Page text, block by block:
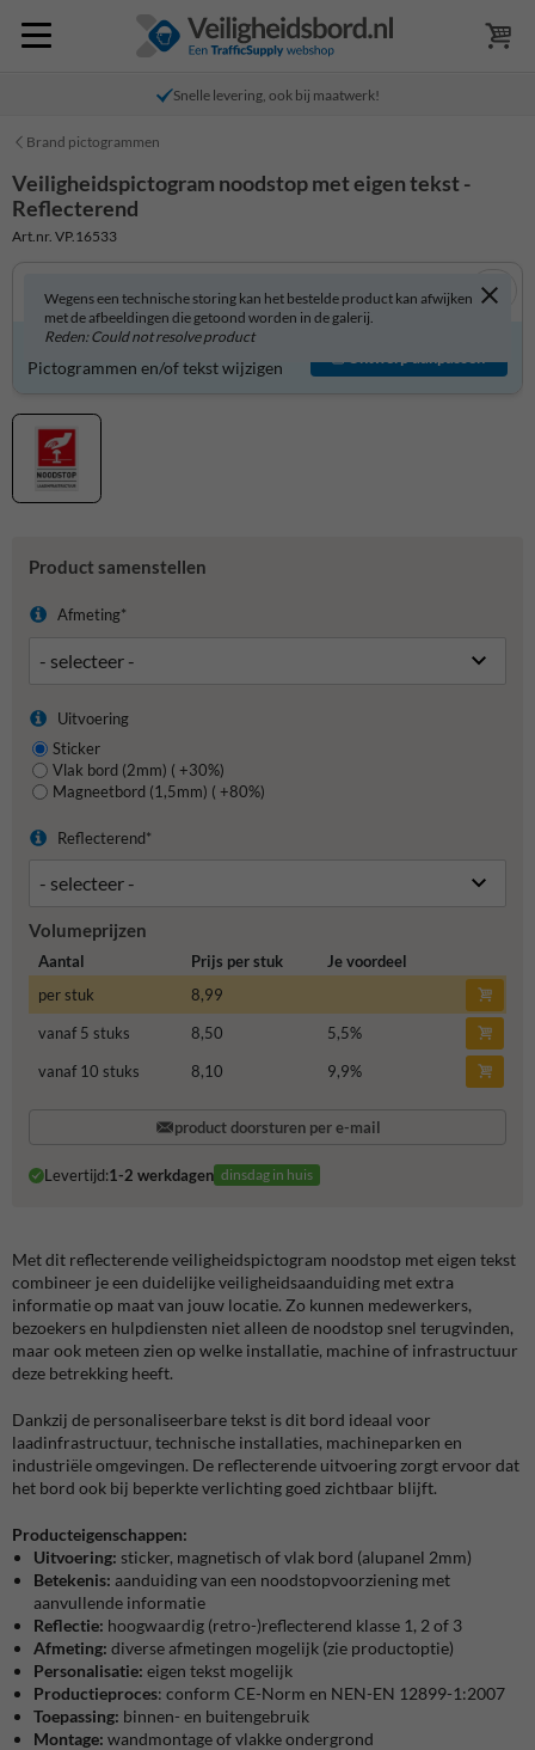
Snelle levering, ook bij maatwerk!
Brand pictogrammen
Veiligheidspictogram noodstop met eigen tekst -
Reflecterend
Art.nr. VP.16533
Wegens een technische storing kan het bestelde product kan afwijken
met de afbeeldingen die getoond worden in de galerij.
Reden: Could not resolve product
Product zelf aanpassen?
Pictogrammen en/of tekst wijzigen
Ontwerp aanpassen
Product samenstellen
Afmeting*
Uitvoering
Sticker
Vlak bord (2mm) ( +30%)
Magneetbord (1,5mm) ( +80%)
Reflecterend*
Volumeprijzen
Aantal Prijs per stuk
Je voordeel
per stuk
8,99
vanaf 5 stuks
8,50 5,5%
vanaf 10 stuks
8,10 9,9%
product doorsturen per e-mail
Levertijd:1-2 werkdagen dinsdag in huis
Met dit reflecterende veiligheidspictogram noodstop met eigen tekst
combineer je een duidelijke veiligheidsaanduiding met extra
informatie op maat van jouw locatie. Zo kunnen medewerkers,
bezoekers en hulpdiensten niet alleen de noodstop snel terugvinden,
maar ook meteen zien op welke installatie, machine of infrastructuur
deze betrekking heeft.
Dankzij de personaliseerbare tekst is dit bord ideaal voor
laadinfrastructuur, technische installaties, machineparken en
industriële omgevingen. De reflecterende uitvoering zorgt ervoor dat
het bord ook bij beperkte verlichting goed zichtbaar blijft.
Producteigenschappen:
Uitvoering: sticker, magnetisch of vlak bord (alupanel 2mm)
Betekenis: aanduiding van een noodstopvoorziening met
aanvullende informatie
Reflectie: hoogwaardig (retro-)reflecterend klasse 1, 2 of 3
Afmeting: diverse afmetingen mogelijk (zie productoptie)
Personalisatie: eigen tekst mogelijk
Productieproces: conform CE-Norm en NEN-EN 12899-1:2007
Toepassing: binnen- en buitengebruik
Montage: wandmontage of vlakke ondergrond